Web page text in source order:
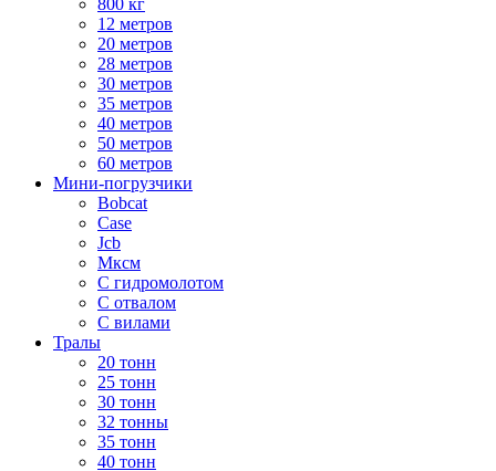
800 кг
12 метров
20 метров
28 метров
30 метров
35 метров
40 метров
50 метров
60 метров
Мини-погрузчики
Bobcat
Case
Jcb
Мксм
С гидромолотом
С отвалом
С вилами
Тралы
20 тонн
25 тонн
30 тонн
32 тонны
35 тонн
40 тонн